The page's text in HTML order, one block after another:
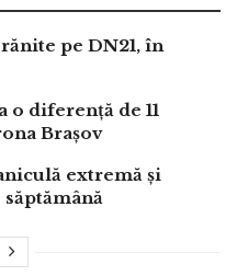
pe DN21, în
o diferență de 11
Brașov
extremă și